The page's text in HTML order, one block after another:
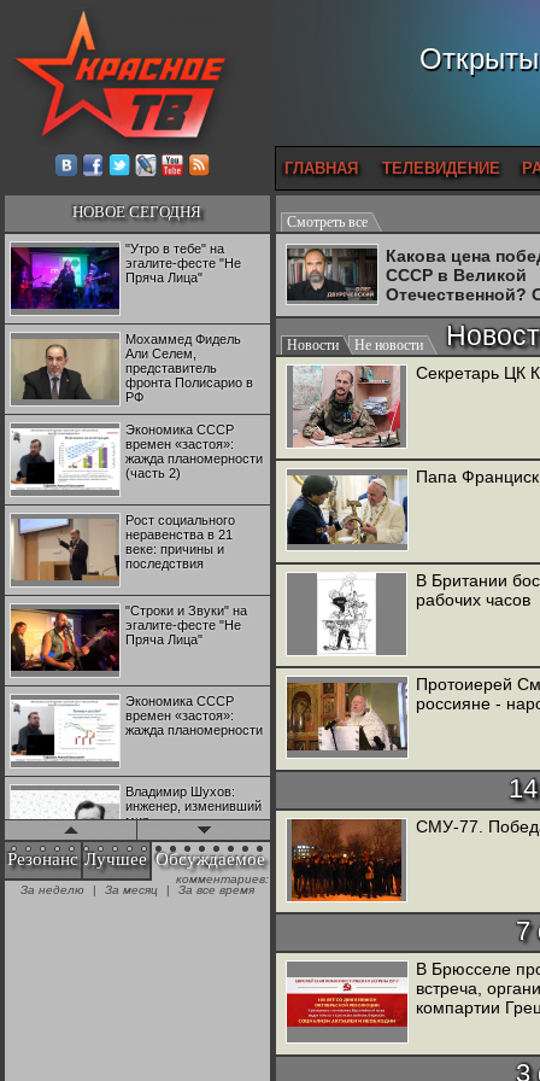
ГЛАВНАЯ ТЕЛЕВИДЕНИЕ
НОВОЕ СЕГОДНЯ
"Утро в тебе" на
эгалите-фесте "Не
Пряча Лица"
Мохаммед Фидель
Али Селем,
представитель
фронта Полисарио в
РФ
Экономика СССР
времен «застоя»:
жажда планомерности
(часть 2)
Рост социального
неравенства в 21
веке: причины и
последствия
"Строки и Звуки" на
эгалите-фесте "Не
Пряча Лица"
Экономика СССР
времен «застоя»:
жажда планомерности
Владимир Шухов:
инженер, изменивший
мир
"Аркадий Коц" на
эгалите-фесте "Не
Резонанс Лучшее Обсуждаемое
комментариев:
За неделю
| За месяц | За все время
Смотреть все
Какова цена
СССР в Великой
Отечественной?
Двуреченский о
потерянной
Новости Не новости
Секретарь ЦК
Папа
В Британии
рабочих часов
Протоиерей
россияне -
СМУ-77.
7
В Брюсселе
встреча,
компартии
3